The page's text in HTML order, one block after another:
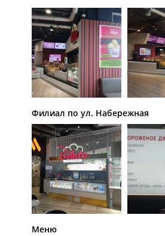
Филиал по ул. Набережная
Меню